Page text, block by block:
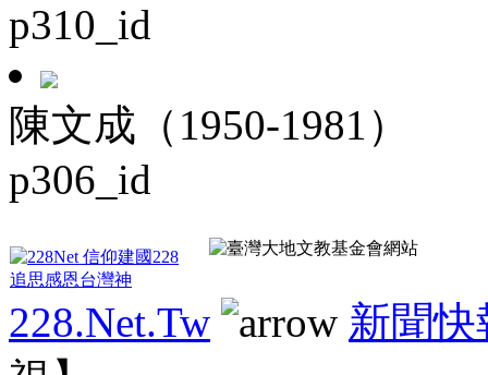
p310_id
陳文成（1950-1981）
p306_id
228.Net.Tw
新聞快